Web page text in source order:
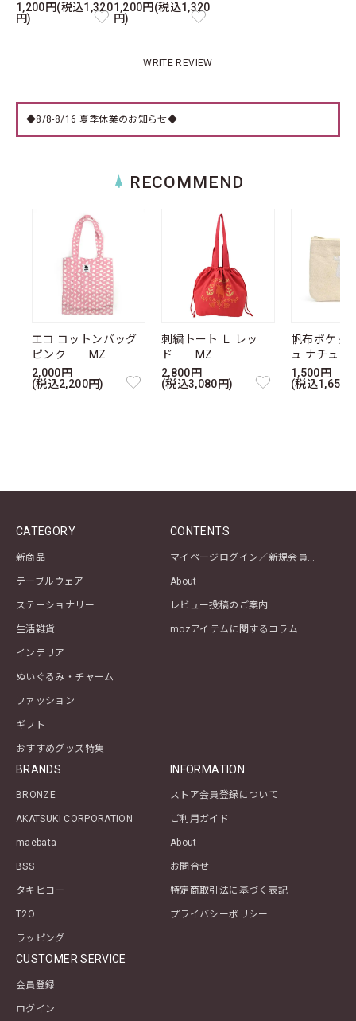
1,200円(税込1,320
円)
1,200円(税込1,320
円)
WRITE REVIEW
◆8/8-8/16 夏季休業のお知らせ◆
RECOMMEND
エコ コットンバッグ
ピンク MZ
2,000円
(税込2,200円)
刺繍トート Ｌ レッ
ド MZ
2,800円
(税込3,080円)
帆布ポケッ
ュ ナチュ
1,500円
(税込1,650
CATEGORY
新商品
テーブルウェア
ステーショナリー
生活雑貨
インテリア
ぬいぐるみ・チャーム
ファッション
ギフト
おすすめグッズ特集
CONTENTS
About
レビュー投稿のご案内
mozアイテムに関するコラム
BRANDS
BRONZE
AKATSUKI CORPORATION
maebata
BSS
タキヒヨー
T2O
ラッピング
INFORMATION
ストア会員登録について
ご利用ガイド
About
お問合せ
特定商取引法に基づく表記
プライバシーポリシー
CUSTOMER SERVICE
会員登録
ログイン